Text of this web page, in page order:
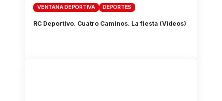
VENTANA DEPORTIVA DEPORTES
RC Deportivo. Cuatro Caminos. La fiesta (Vídeos)